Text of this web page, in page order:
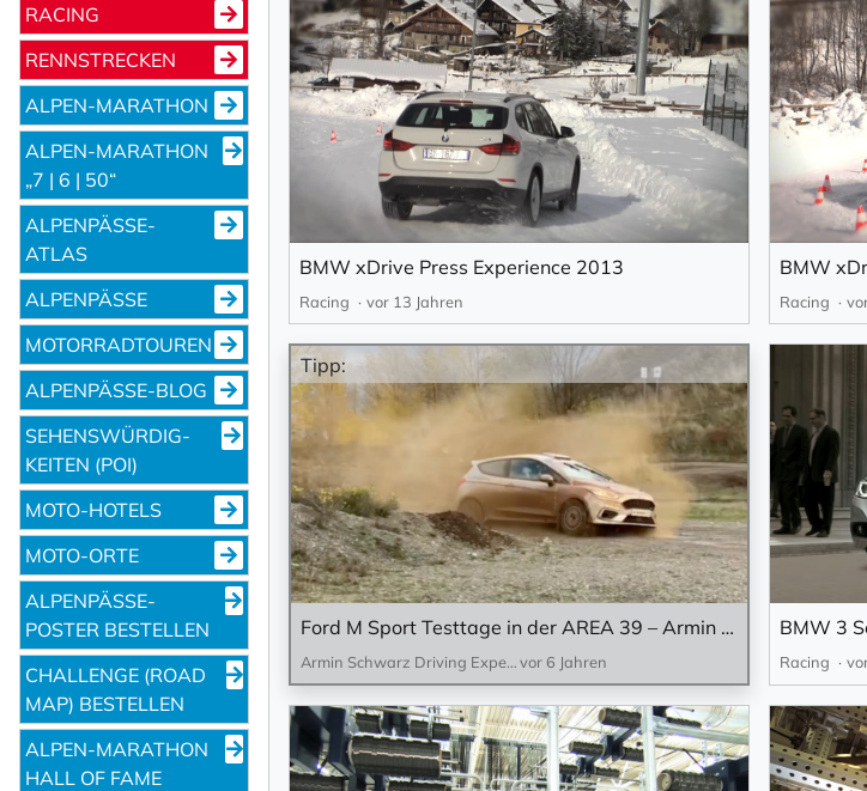
RACING
RENNSTRECKEN
ALPEN-MARATHON
ALPEN-MARATHON
„7 | 6 | 50“
ALPENPÄSSE-
ATLAS
ALPENPÄSSE
MOTORRADTOUREN
ALPENPÄSSE-BLOG
SEHENS­WÜRDIG­
KEITEN (POI)
MOTO-HOTELS
MOTO-ORTE
ALPENPÄSSE-
POSTER BESTELLEN
CHALLENGE (ROAD
MAP) BESTELLEN
ALPEN-MARATHON
HALL OF FAME
BMW xDrive Press Experience 2013
Racing vor 13 Jahren
BMW
Racing
Tipp:
Ford M Sport Testtage in der AREA 39 – Armin Schwarz Driving Experience Center.
Armin Schwarz Driving Experiencevor 6 Jahren
BMW 3
Racing